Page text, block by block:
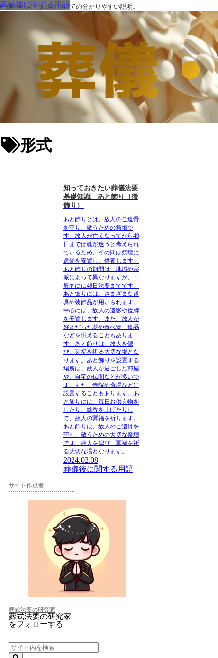
葬儀・葬式・法要についての分かりやすい説明。
形式
葬儀後に関する用語
知っておきたい葬儀法要
基礎知識 あと飾り（後
飾り）
あと飾りとは、故人のご遺骨
を守り、敬うための祭壇で
す。故人が亡くなってから49
日までは魂が迷うと考えられ
ているため、その間は祭壇に
遺骨を安置し、供養します。
あと飾りの期間は、地域や宗
派によって異なりますが、一
般的には49日法要までです。
あと饰りには、さまざまな道
具や装飾品が用いられます。
中心には、故人の遺影や位牌
を安置します。また、故人が
好きだった花や食べ物、遺品
などを供えることもありま
す。あと飾りは、故人を偲
び、冥福を祈る大切な場とな
ります。あと飾りを設置する
場所は、故人が過ごした部屋
や、自宅の仏間などが多いで
す。また、寺院や斎場などに
設置することもあります。あ
と飾りには、毎日お供え物を
したり、線香を上げたりし
て、故人の冥福を祈ります。
あと飾りは、故人のご遺骨を
守り、敬うための大切な祭壇
です。故人を偲び、冥福を祈
る大切な場となります。
2024.02.08
葬儀後に関する用語
サイト作成者
葬式法要の研究家
葬式法要の研究家
をフォローする